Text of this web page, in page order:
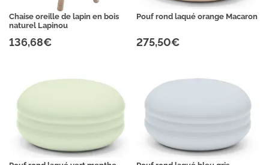
Chaise oreille de lapin en bois
naturel Lapinou
136,68€
Pouf rond laqué orange Macaron
275,50€